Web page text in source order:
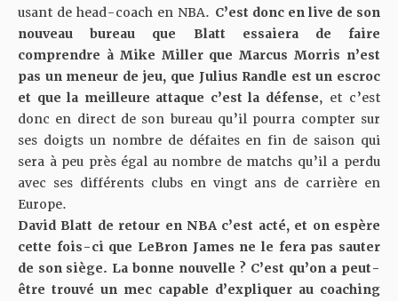
usant de head-coach en NBA. C’est donc en live de son
nouveau bureau que Blatt essaiera de faire
comprendre à Mike Miller que Marcus Morris n’est
pas un meneur de jeu, que Julius Randle est un escroc
et que la meilleure attaque c’est la défense, et c’est
donc en direct de son bureau qu’il pourra compter sur
ses doigts un nombre de défaites en fin de saison qui
sera à peu près égal au nombre de matchs qu’il a perdu
avec ses différents clubs en vingt ans de carrière en
Europe.
David Blatt de retour en NBA c’est acté, et on espère
cette fois-ci que LeBron James ne le fera pas sauter
de son siège. La bonne nouvelle ? C’est qu’on a peut-
être trouvé un mec capable d’expliquer au coaching